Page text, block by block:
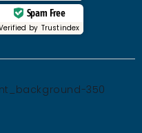
Spam Free
by Trustindex